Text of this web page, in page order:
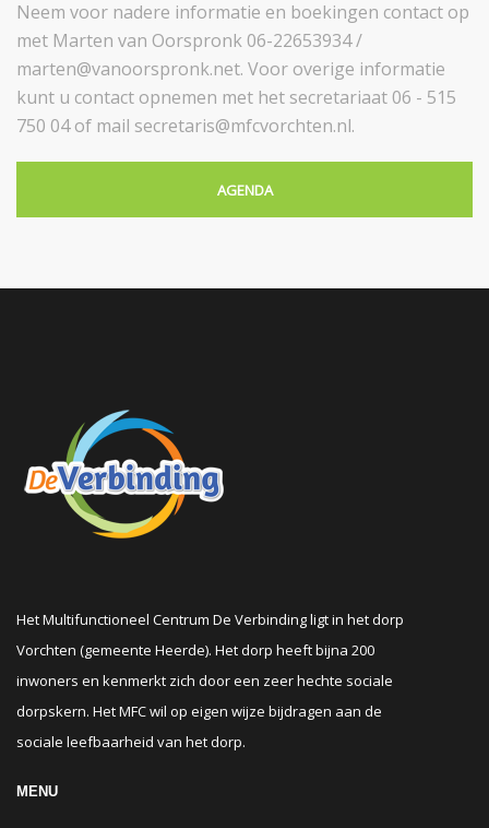
Neem voor nadere informatie en boekingen contact op
met Marten van Oorspronk 06-22653934 /
marten@vanoorspronk.net. Voor overige informatie
kunt u contact opnemen met het secretariaat 06 - 515
750 04 of mail secretaris@mfcvorchten.nl.
AGENDA
Het Multifunctioneel Centrum De Verbinding ligt in het dorp
Vorchten (gemeente Heerde). Het dorp heeft bijna 200
inwoners en kenmerkt zich door een zeer hechte sociale
dorpskern. Het MFC wil op eigen wijze bijdragen aan de
sociale leefbaarheid van het dorp.
MENU